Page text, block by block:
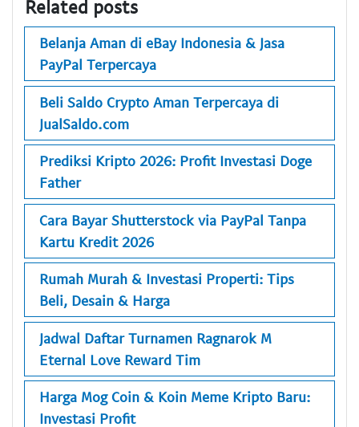
Related posts
Belanja Aman di eBay Indonesia & Jasa
PayPal Terpercaya
Beli Saldo Crypto Aman Terpercaya di
JualSaldo.com
Prediksi Kripto 2026: Profit Investasi Doge
Father
Cara Bayar Shutterstock via PayPal Tanpa
Kartu Kredit 2026
Rumah Murah & Investasi Properti: Tips
Beli, Desain & Harga
Jadwal Daftar Turnamen Ragnarok M
Eternal Love Reward Tim
Harga Mog Coin & Koin Meme Kripto Baru:
Investasi Profit